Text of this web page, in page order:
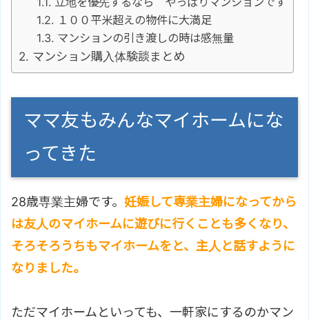
１００平米超えの物件に大満足
マンションの引き渡しの時は感無量
マンション購入体験談まとめ
ママ友もみんなマイホームにな
ってきた
28歳専業主婦です。 妊娠して専業主婦になってから
は友人のマイホームに遊びに行くことも多くなり、
そろそろうちもマイホームをと、主人と話すように
なりました。
ただマイホームといっても、一軒家にするのかマン